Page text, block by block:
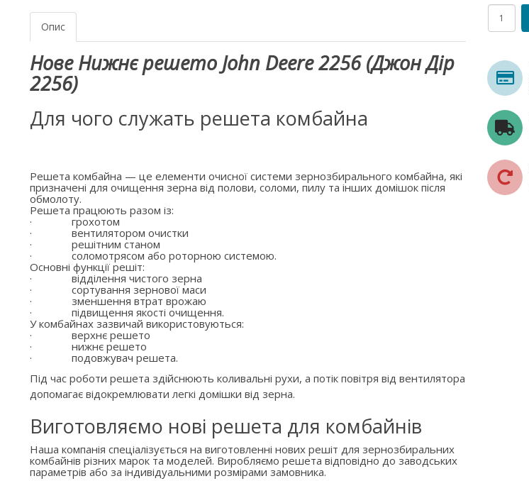
Опис
Нове Нижнє решето John Deere 2256 (Джон Дір
2256)
Для чого служать решета комбайна
Решета комбайна — це елементи очисної системи зернозбирального комбайна, які
призначені для очищення зерна від полови, соломи, пилу та інших домішок після
обмолоту.
Решета працюють разом із:
·
грохотом
·
вентилятором очистки
·
решітним станом
·
соломотрясом або роторною системою.
Основні функції решіт:
·
відділення чистого зерна
·
сортування зернової маси
·
зменшення втрат врожаю
·
підвищення якості очищення.
У комбайнах зазвичай використовуються:
·
верхнє решето
·
нижнє решето
·
подовжувач решета.
Під час роботи решета здійснюють коливальні рухи, а потік повітря від вентилятора
допомагає відокремлювати легкі домішки від зерна.
Виготовляємо нові решета для комбайнів
Наша компанія спеціалізується на виготовленні нових решіт для зернозбиральних
комбайнів різних марок та моделей. Виробляємо решета відповідно до заводських
параметрів або за індивідуальними розмірами замовника.